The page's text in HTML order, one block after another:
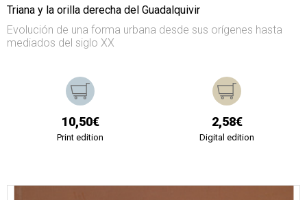
Triana y la orilla derecha del Guadalquivir
Evolución de una forma urbana desde sus orígenes hasta
mediados del siglo XX
10,50€
Print edition
2,58€
Digital edition